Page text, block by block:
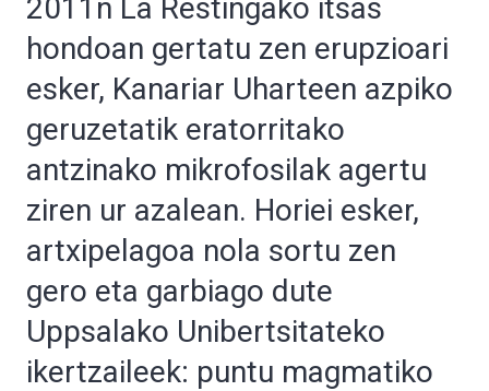
2011n La Restingako itsas
hondoan gertatu zen erupzioari
esker, Kanariar Uharteen azpiko
geruzetatik eratorritako
antzinako mikrofosilak agertu
ziren ur azalean. Horiei esker,
artxipelagoa nola sortu zen
gero eta garbiago dute
Uppsalako Unibertsitateko
ikertzaileek: puntu magmatiko